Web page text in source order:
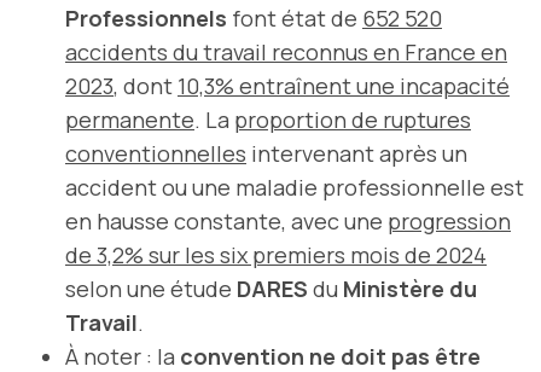
Professionnels font état de 652 520
accidents du travail reconnus en France en
2023, dont 10,3% entraînent une incapacité
permanente. La proportion de ruptures
conventionnelles intervenant après un
accident ou une maladie professionnelle est
en hausse constante, avec une progression
de 3,2% sur les six premiers mois de 2024
selon une étude DARES du Ministère du
Travail.
À noter : la convention ne doit pas être